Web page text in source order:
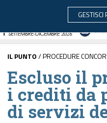
CERCA
IL PUNTO/ PROCEDURE
Escluso il
i crediti da
di servizi
GESTISCI